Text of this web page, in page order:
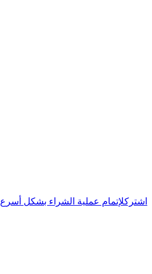
اشتركلإتمام عملية الشراء بشكل أسرع